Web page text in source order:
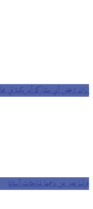
إيران ترفض أي مشاركة أمريكية في
فرنسا تعبر عن دعمها لمباحثات أستانة